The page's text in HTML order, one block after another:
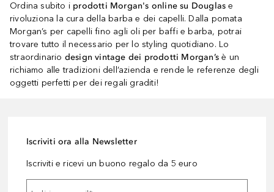
Ordina subito i prodotti Morgan's online su Douglas e
rivoluziona la cura della barba e dei capelli. Dalla pomata
Morgan’s per capelli fino agli oli per baffi e barba, potrai
trovare tutto il necessario per lo styling quotidiano. Lo
straordinario design vintage dei prodotti Morgan’s è un
richiamo alle tradizioni dell’azienda e rende le referenze degli
oggetti perfetti per dei regali graditi!
Iscriviti ora alla Newsletter
Iscriviti e ricevi un buono regalo da 5 euro